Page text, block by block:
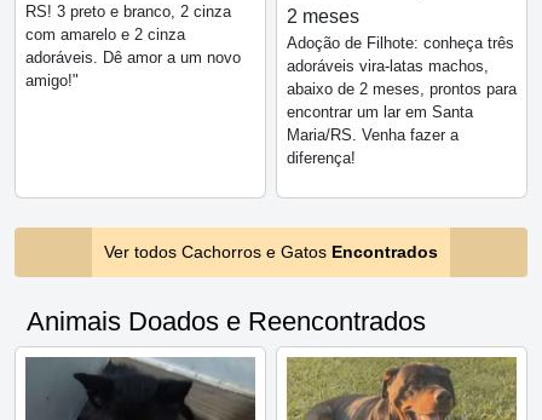
RS! 3 preto e branco, 2 cinza
com amarelo e 2 cinza
adoráveis. Dê amor a um novo
amigo!"
2 meses
Adoção de Filhote: conheça três
adoráveis vira-latas machos,
abaixo de 2 meses, prontos para
encontrar um lar em Santa
Maria/RS. Venha fazer a
diferença!
Ver todos Cachorros e Gatos Encontrados
Animais Doados e Reencontrados